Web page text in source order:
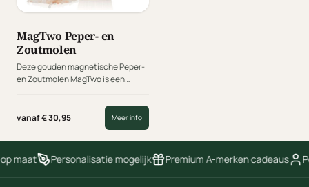
MagTwo Peper- en
Zoutmolen
Deze gouden magnetische Peper-
en Zoutmolen MagTwo is een
De MagTwo kan worden gebruikt
als een dubbele molen of als twee
vanaf € 30,95 Meer info
maat Personalisatie mogelijk Premium A-merken cadeaus